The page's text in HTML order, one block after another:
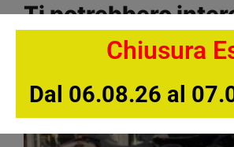
Ti potrebbero
Chiusura
Dal 06.08.26 al